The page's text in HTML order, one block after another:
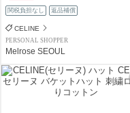
関税負担なし 返品補償
CELINE
PERSONAL SHOPPER
Melrose SEOUL